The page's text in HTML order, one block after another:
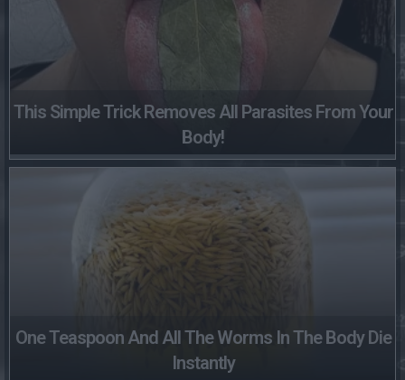
This Simple Trick Removes All Parasites From Your
Body!
One Teaspoon And All The Worms In The Body Die
Instantly